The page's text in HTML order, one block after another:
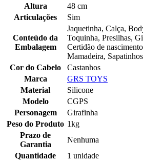
Altura
48 cm
Articulações
Sim
Conteúdo da
Embalagem
Jaquetinha, Calça,
Toquinha, Presilhas,
Certidão de
Mamadeira, Sapatinhos
Cor do Cabelo
Castanhos
Marca
GRS TOYS
Material
Silicone
Modelo
CGPS
Personagem
Girafinha
Peso do Produto 1kg
Prazo de
Garantia
Nenhuma
Quantidade
1 unidade